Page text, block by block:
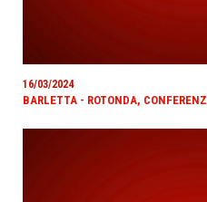
16/03/2024
BARLETTA - ROTONDA,